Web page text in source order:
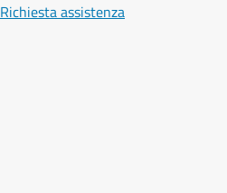
Richiesta assistenza